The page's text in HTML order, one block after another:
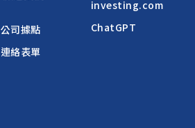
公司據點
連絡表單
investing.com
ChatGPT